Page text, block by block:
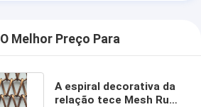
Melhor Preço Para
A espiral decorativa da
relação tece Mesh Rust